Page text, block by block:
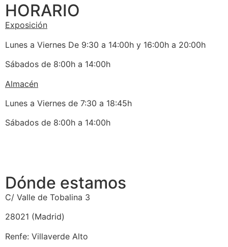
HORARIO
Exposición
Lunes a Viernes De 9:30 a 14:00h y 16:00h a 20:00h
Sábados de 8:00h a 14:00h
Almacén
Lunes a Viernes de 7:30 a 18:45h
Sábados de 8:00h a 14:00h
Dónde estamos
C/ Valle de Tobalina 3
28021 (Madrid)
Renfe: Villaverde Alto